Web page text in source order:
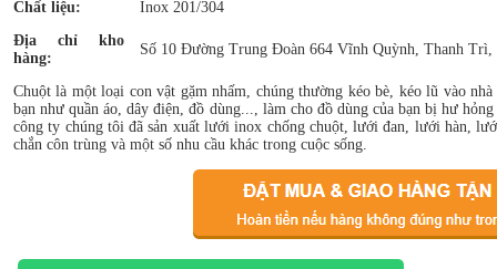
Chất liệu:
Inox 201/304
Địa chỉ kho
hàng:
Số 10 Đường Trung Đoàn 664 Vĩnh Quỳnh, Thanh Trì,
Chuột là một loại con vật gặm nhấm, chúng thường kéo bè, kéo lũ vào
bạn như quần áo, dây điện, đồ dùng..., làm cho đồ dùng của bạn bị hư
công ty chúng tôi đã sản xuất lưới inox chống chuột, lưới đan, lưới hàn,
chắn côn trùng và một số nhu cầu khác trong cuộc sống.